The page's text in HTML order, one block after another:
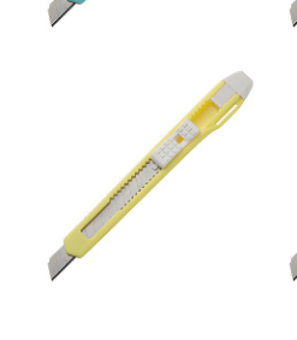
防詐騙聲明